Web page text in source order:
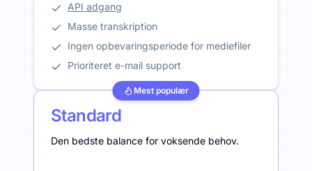
API adgang
Masse transkription
Ingen opbevaringsperiode for mediefiler
Prioriteret e-mail support
Mest populær
Standard
Den bedste balance for voksende behov.